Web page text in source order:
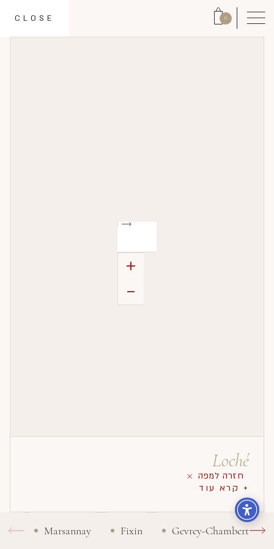
0
CLOSE
חזרה למפה
Loché
+ קרא עוד
+
-
Marsannay Fixin Gevrey-Chambertin